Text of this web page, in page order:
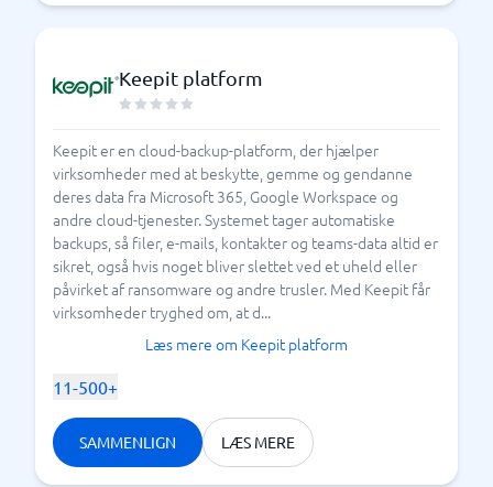
Keepit platform
Keepit er en cloud-backup-platform, der hjælper
virksomheder med at beskytte, gemme og gendanne
deres data fra Microsoft 365, Google Workspace og
andre cloud-tjenester. Systemet tager automatiske
backups, så filer, e-mails, kontakter og teams-data altid er
sikret, også hvis noget bliver slettet ved et uheld eller
påvirket af ransomware og andre trusler. Med Keepit får
virksomheder tryghed om, at d...
Læs mere om Keepit platform
11-500+
SAMMENLIGN LÆS MERE